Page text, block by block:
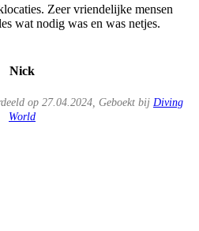
Zeer vriendelijke mensen
wat nodig was en was netjes.
Nick
op 27.04.2024, Geboekt bij Diving
World